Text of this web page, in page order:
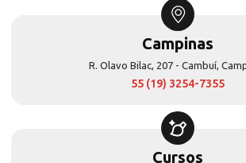
Campinas
R. Olavo Bilac, 207 - Cambuí,
55 (19) 3254-7355
Cursos